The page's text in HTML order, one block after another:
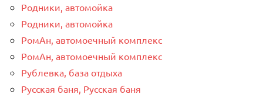
Родники, автомойка
Родники, автомойка
РомАн, автомоечный комплекс
РомАн, автомоечный комплекс
Рублевка, база отдыха
Русская баня, Русская баня